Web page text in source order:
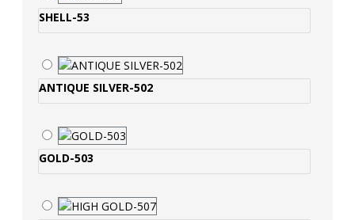
SHELL-53
ANTIQUE SILVER-502
GOLD-503